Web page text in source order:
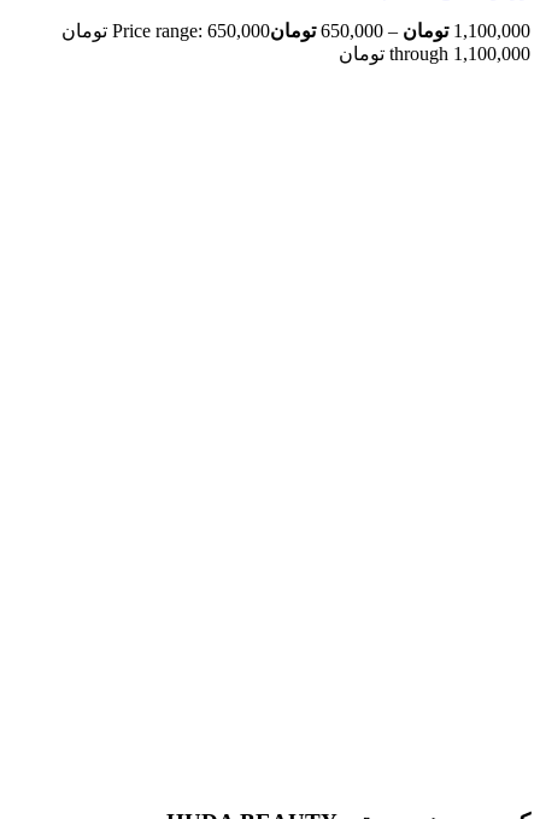
1,100,000 تومان –
650,000 تومان
Price range: 650,000 تومان
through 1,100,000 تومان